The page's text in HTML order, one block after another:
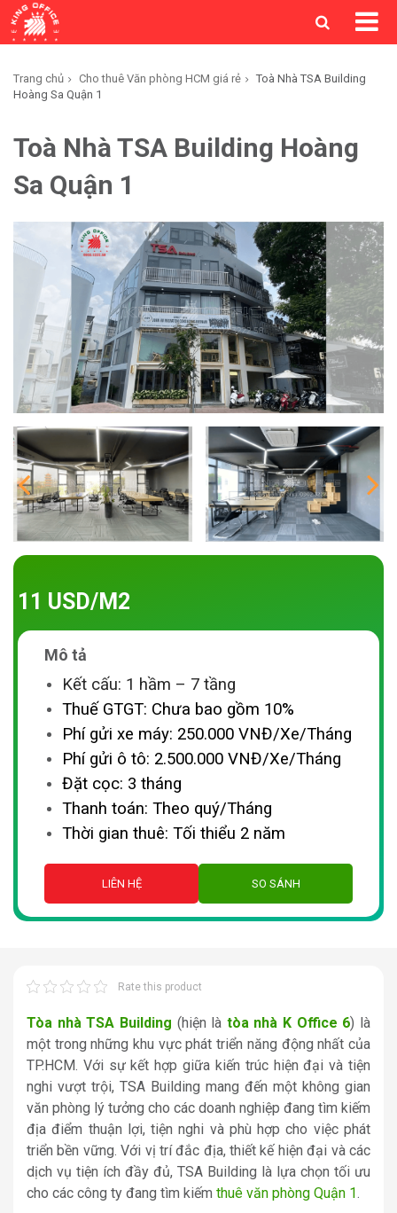
Trang chủ Cho thuê Văn phòng HCM giá rẻ
Toà Nhà TSA Building
Hoàng Sa Quận 1
Toà Nhà TSA Building Hoàng
Sa Quận 1
11 USD/M2
Mô tả
Kết cấu: 1 hầm – 7 tầng
Thuế GTGT: Chưa bao gồm 10%
Phí gửi xe máy: 250.000 VNĐ/Xe/Tháng
Phí gửi ô tô: 2.500.000 VNĐ/Xe/Tháng
Đặt cọc: 3 tháng
Thanh toán: Theo quý/Tháng
Thời gian thuê: Tối thiểu 2 năm
LIÊN HỆ SO SÁNH
Rate this product
Tòa nhà TSA Building (hiện là tòa nhà K Office 6) là
một trong những khu vực phát triển năng động nhất của
TP.HCM. Với sự kết hợp giữa kiến trúc hiện đại và tiện
nghi vượt trội, TSA Building mang đến một không gian
văn phòng lý tưởng cho các doanh nghiệp đang tìm kiếm
địa điểm thuận lợi, tiện nghi và phù hợp cho việc phát
triển bền vững. Với vị trí đắc địa, thiết kế hiện đại và các
dịch vụ tiện ích đầy đủ, TSA Building là lựa chọn tối ưu
cho các công ty đang tìm kiếm thuê văn phòng Quận 1.